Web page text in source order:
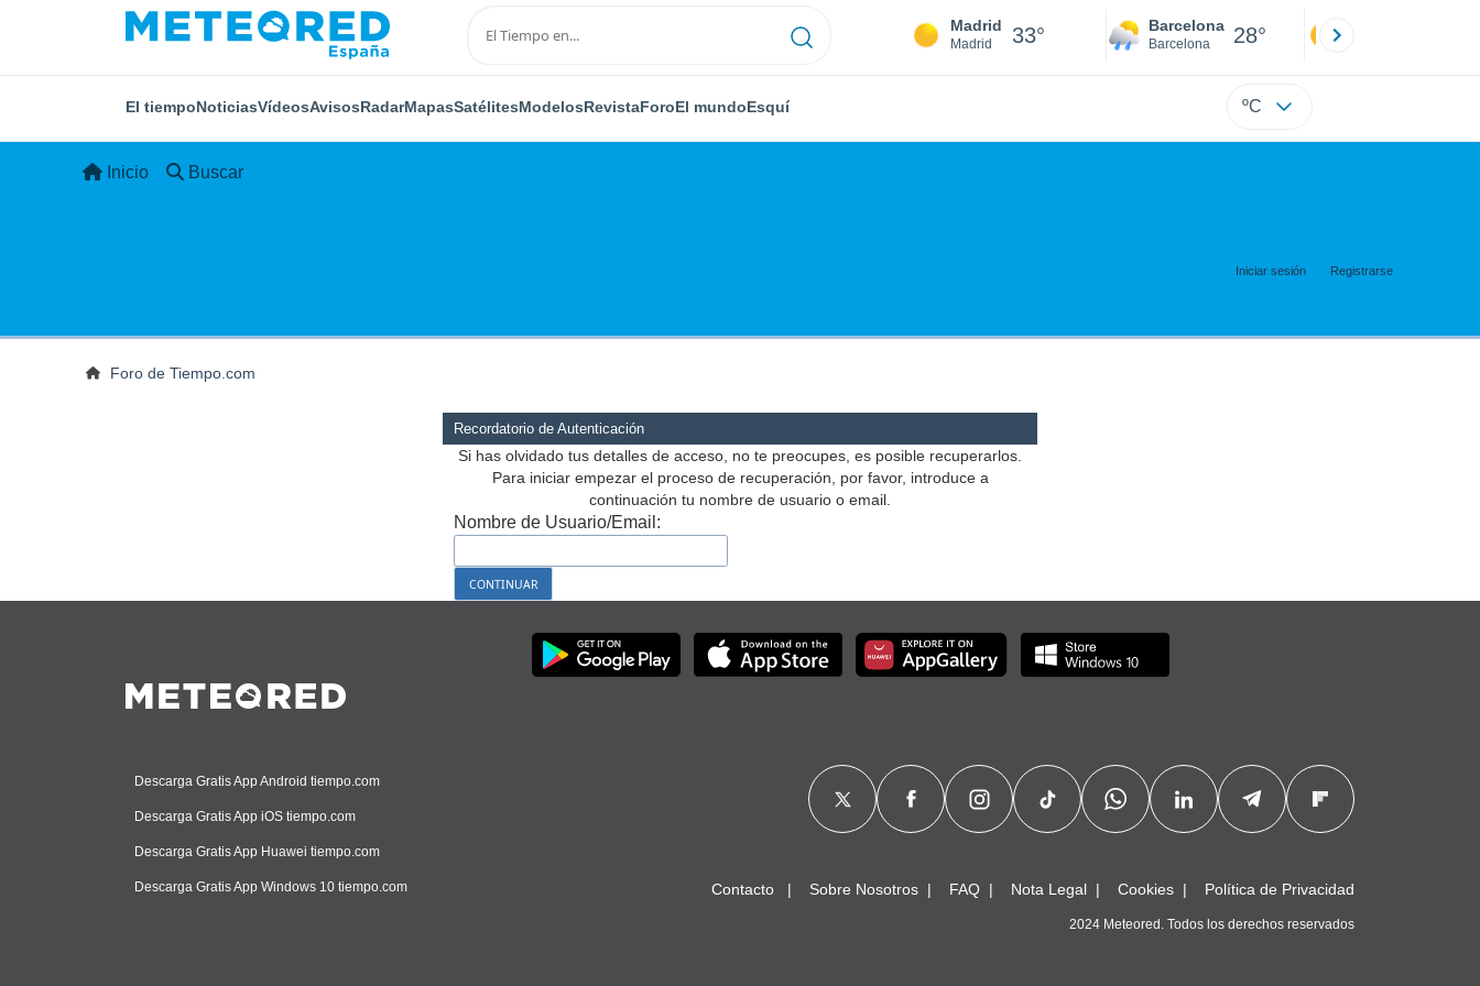
Madrid
Madrid 33° Barcelona
Barcelona 28°
El tiempoNoticiasVídeosAvisosRadarMapasSatélitesModelosRevistaForoEl mundoEsquí ºC
Inicio Buscar
Iniciar sesión Registrarse
Foro de Tiempo.com
Recordatorio de Autenticación
Si has olvidado tus detalles de acceso, no te preocupes, es posible recuperarlos.
Para iniciar empezar el proceso de recuperación, por favor, introduce a
continuación tu nombre de usuario o email.
Nombre de Usuario/Email:
Descarga Gratis App Android tiempo.com
Descarga Gratis App iOS tiempo.com
Descarga Gratis App Huawei tiempo.com
Descarga Gratis App Windows 10 tiempo.com Contacto Sobre Nosotros FAQ Nota Legal Cookies Política de Privacidad
2024 Meteored. Todos los derechos reservados